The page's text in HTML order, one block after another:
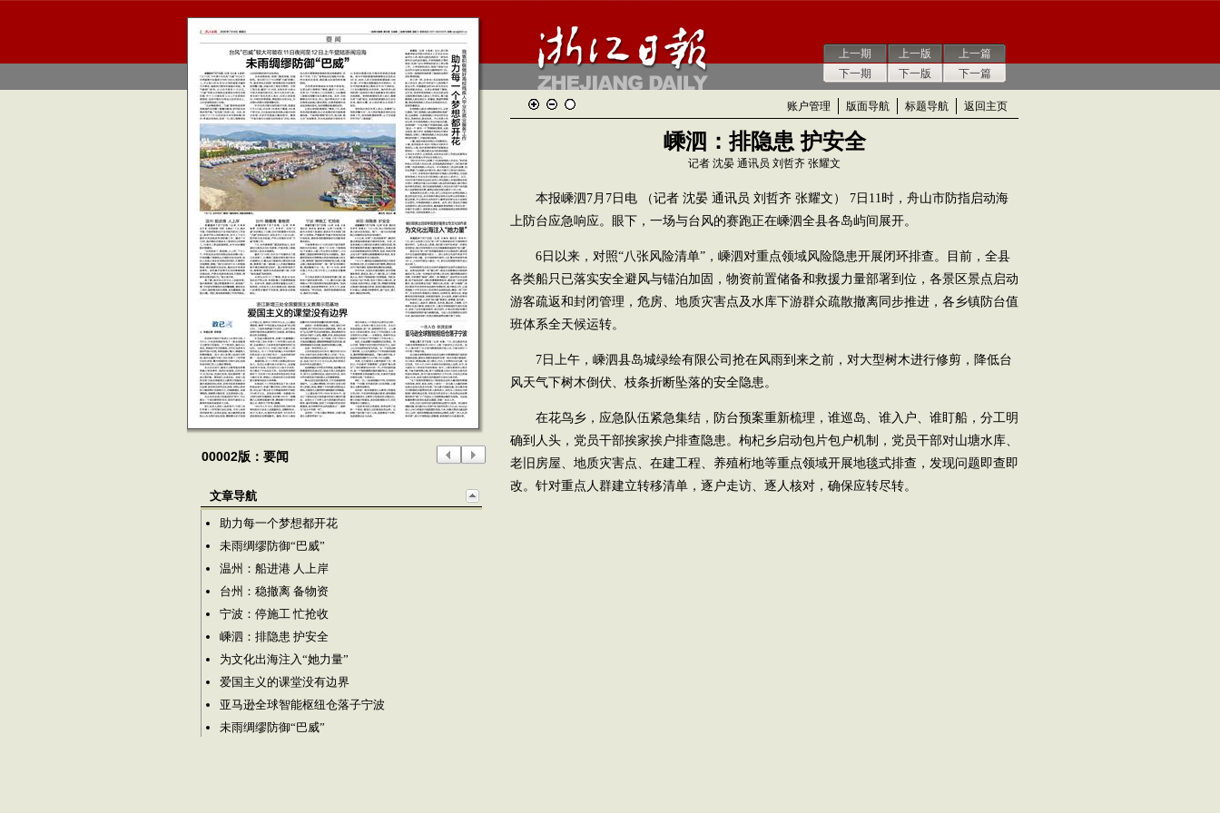
上一期
下一期
上一版
下一版
上一篇
下一篇
00002版：要闻
文章导航
助力每一个梦想都开花
未雨绸缪防御“巴威”
温州：船进港 人上岸
台州：稳撤离 备物资
宁波：停施工 忙抢收
嵊泗：排隐患 护安全
为文化出海注入“她力量”
爱国主义的课堂没有边界
亚马逊全球智能枢纽仓落子宁波
未雨绸缪防御“巴威”
账户管理 版面导航 标题导航 返回主页
嵊泗：排隐患 护安全
记者 沈晏 通讯员 刘哲齐 张耀文
本报嵊泗7月7日电 （记者 沈晏 通讯员 刘哲齐 张耀文） 7日11时，舟山市防指启动海
上防台应急响应。眼下，一场与台风的赛跑正在嵊泗全县各岛屿间展开。
6日以来，对照“八张风险清单”，嵊泗对重点领域风险隐患开展闭环排查。目前，全县
各类船只已落实安全避风与锚泊加固，物资前置储备和救援力量部署到位，各景区景点启动
游客疏返和封闭管理，危房、地质灾害点及水库下游群众疏散撤离同步推进，各乡镇防台值
班体系全天候运转。
7日上午，嵊泗县岛城绿绘有限公司抢在风雨到来之前，对大型树木进行修剪，降低台
风天气下树木倒伏、枝条折断坠落的安全隐患。
在花鸟乡，应急队伍紧急集结，防台预案重新梳理，谁巡岛、谁入户、谁盯船，分工明
确到人头，党员干部挨家挨户排查隐患。枸杞乡启动包片包户机制，党员干部对山塘水库、
老旧房屋、地质灾害点、在建工程、养殖桁地等重点领域开展地毯式排查，发现问题即查即
改。针对重点人群建立转移清单，逐户走访、逐人核对，确保应转尽转。